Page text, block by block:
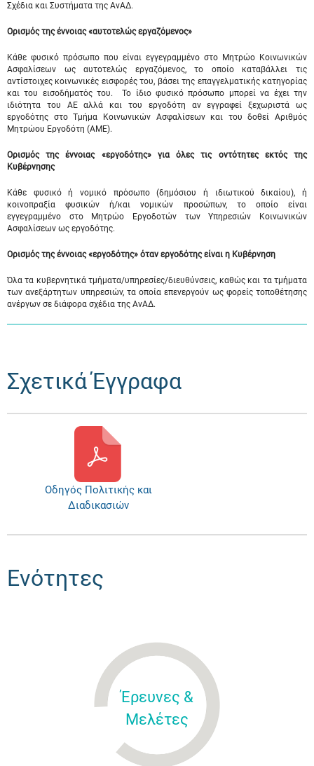
Σχέδια και Συστήματα της ΑνΑΔ.
Ορισμός της έννοιας «αυτοτελώς εργαζόμενος»
Κάθε φυσικό πρόσωπο που είναι εγγεγραμμένο στο Μητρώο Κοινωνικών
Ασφαλίσεων ως αυτοτελώς εργαζόμενος, το οποίο καταβάλλει τις
αντίστοιχες κοινωνικές εισφορές του, βάσει της επαγγελματικής κατηγορίας
και του εισοδήματός του. Το ίδιο φυσικό πρόσωπο μπορεί να έχει την
ιδιότητα του ΑΕ αλλά και του εργοδότη αν εγγραφεί ξεχωριστά ως
εργοδότης στο Τμήμα Κοινωνικών Ασφαλίσεων και του δοθεί Αριθμός
Μητρώου Εργοδότη (ΑΜΕ).
Ορισμός της έννοιας «εργοδότης» για όλες τις οντότητες εκτός της
Κυβέρνησης
Κάθε φυσικό ή νομικό πρόσωπο (δημόσιου ή ιδιωτικού δικαίου), ή
κοινοπραξία φυσικών ή/και νομικών προσώπων, το οποίο είναι
εγγεγραμμένο στο Μητρώο Εργοδοτών των Υπηρεσιών Κοινωνικών
Ασφαλίσεων ως εργοδότης.
Ορισμός της έννοιας «εργοδότης» όταν εργοδότης είναι η Κυβέρνηση
Όλα τα κυβερνητικά τμήματα/υπηρεσίες/διευθύνσεις, καθώς και τα τμήματα
των ανεξάρτητων υπηρεσιών, τα οποία επενεργούν ως φορείς τοποθέτησης
ανέργων σε διάφορα σχέδια της ΑνΑΔ.
Σχετικά Έγγραφα
Οδηγός Πολιτικής και
Διαδικασιών
Ενότητες
Έρευνες &
Μελέτες